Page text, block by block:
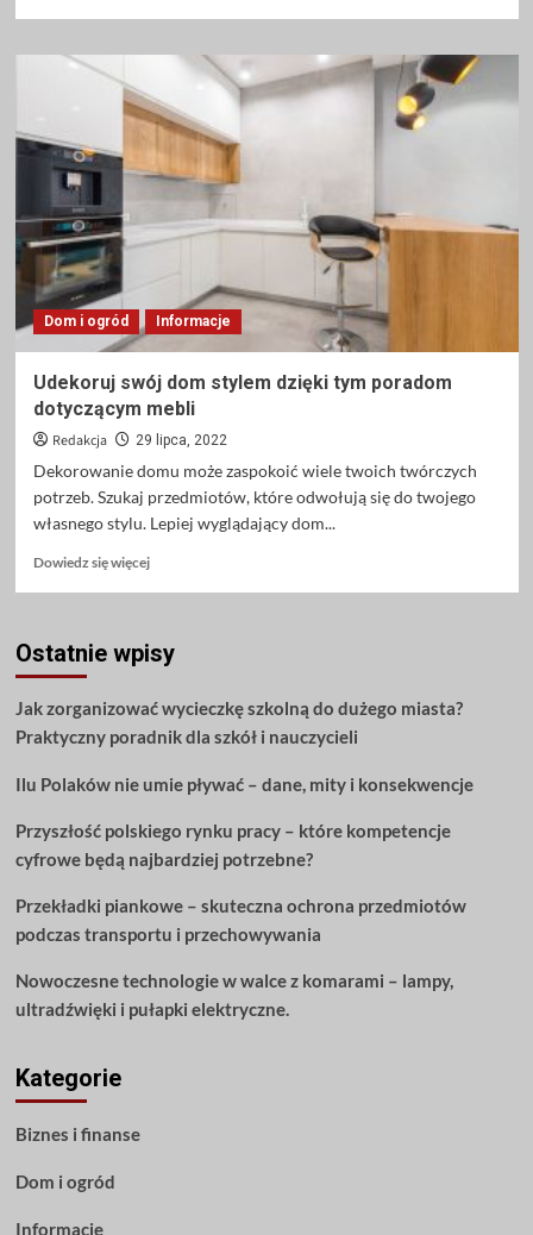
o
przekształcić
swój
artykuł,
aby
osiągnąć
Dom i ogród Informacje
Udekoruj swój dom stylem dzięki tym poradom
dotyczącym mebli
Redakcja 29 lipca, 2022
Dekorowanie domu może zaspokoić wiele twoich twórczych
potrzeb. Szukaj przedmiotów, które odwołują się do twojego
własnego stylu. Lepiej wyglądający dom...
Dowiedz się więcejDowiedz
Udekoruj
swój
stylem
dzięki
poradom
mebli
Ostatnie wpisy
Jak zorganizować wycieczkę szkolną do dużego miasta?
Praktyczny poradnik dla szkół i nauczycieli
Ilu Polaków nie umie pływać – dane, mity i konsekwencje
Przyszłość polskiego rynku pracy – które kompetencje
cyfrowe będą najbardziej potrzebne?
Przekładki piankowe – skuteczna ochrona przedmiotów
podczas transportu i przechowywania
Nowoczesne technologie w walce z komarami – lampy,
ultradźwięki i pułapki elektryczne.
Kategorie
Biznes i finanse
Dom i ogród
Informacje